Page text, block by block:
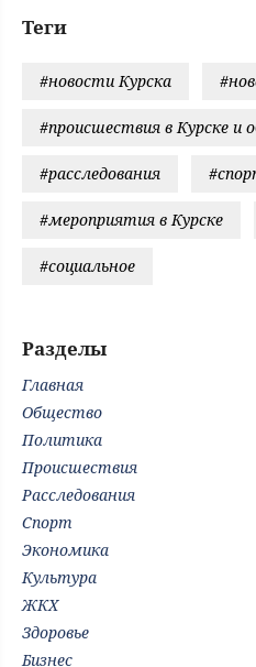
Теги
#новости Курска
#происшествия в Курске и
#расследования
#мероприятия в Курске
#социальное
Разделы
Главная
Общество
Политика
Происшествия
Расследования
Спорт
Экономика
Культура
ЖКХ
Здоровье
Бизнес